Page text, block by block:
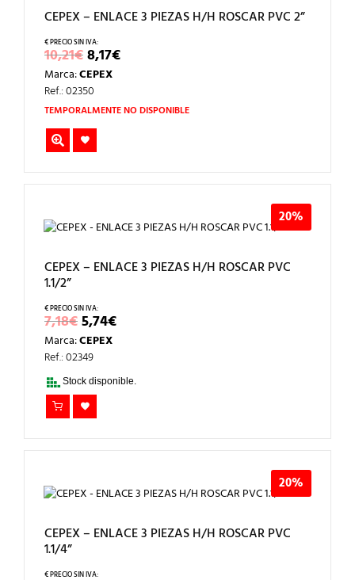
CEPEX – ENLACE 3 PIEZAS H/H ROSCAR PVC 2”
10,21€EL
PRECIO
ORIGINAL
ERA:
10,21€.
8,17€EL
PRECIO
8,17€.
Marca:CEPEX
Ref.: 02350
TEMPORALMENTE NO DISPONIBLE
20%
CEPEX – ENLACE 3 PIEZAS H/H ROSCAR PVC
1.1/2”
7,18€EL
PRECIO
ORIGINAL
ERA:
7,18€.
5,74€EL
PRECIO
5,74€.
Marca:CEPEX
Ref.: 02349
Stock disponible.
20%
CEPEX – ENLACE 3 PIEZAS H/H ROSCAR PVC
1.1/4”